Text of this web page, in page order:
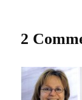
2